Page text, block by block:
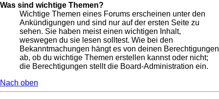
Was sind wichtige Themen?
Wichtige Themen eines Forums erscheinen unter den
Ankündigungen und sind nur auf der ersten Seite zu
sehen. Sie haben meist einen wichtigen Inhalt,
weswegen du sie lesen solltest. Wie bei den
Bekanntmachungen hängt es von deinen Berechtigungen
ab, ob du wichtige Themen erstellen kannst oder nicht;
die Berechtigungen stellt die Board-Administration ein.
Nach oben